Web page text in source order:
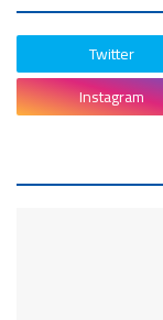
Twitter
Instagram